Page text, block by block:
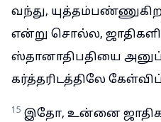
வந்து,
என்று சொல்ல,
ஸ்தானாதிபதியை
கர்த்தரிடத்திலே
15 இதோ, உன்னை